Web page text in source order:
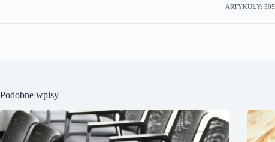
ARTYKUŁY: 505
Podobne wpisy